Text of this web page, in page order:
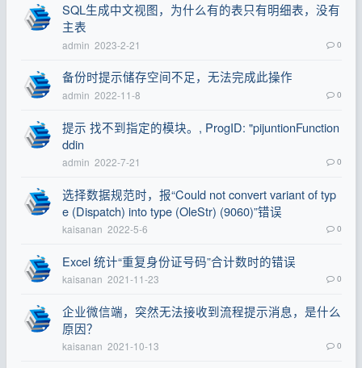
SQL生成中文视图，为什么有的表只有明细表，没有
主表
admin 2023-2-21 0
备份时提示储存空间不足，无法完成此操作
admin 2022-11-8 0
提示 找不到指定的模块。, ProgID: "pijuntionFunction
ddin
admin 2022-7-21 0
选择数据规范时，报“Could not convert variant of typ
e (Dispatch) into type (OleStr) (9060)”错误
kaisanan 2022-5-6 0
Excel 统计“重复身份证号码”合计数时的错误
kaisanan 2021-11-23 0
企业微信端，突然无法接收到流程提示消息，是什么
原因？
kaisanan 2021-10-13 0